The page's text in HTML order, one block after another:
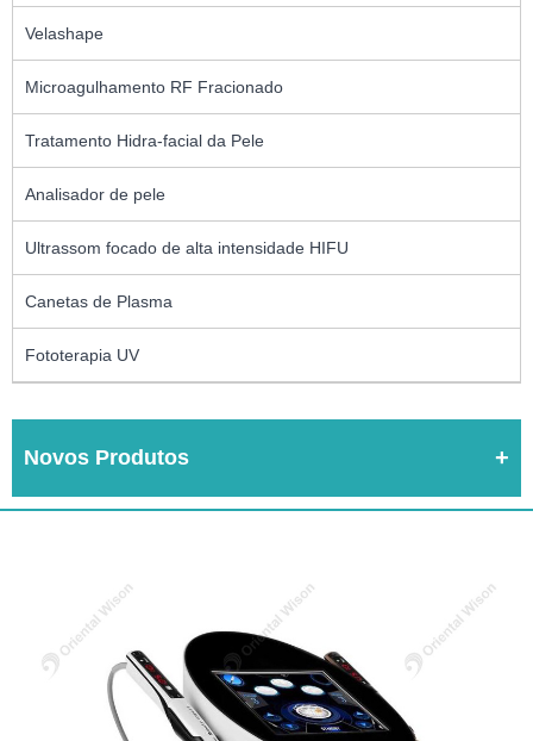
Velashape
Microagulhamento RF Fracionado
Tratamento Hidra-facial da Pele
Analisador de pele
Ultrassom focado de alta intensidade HIFU
Canetas de Plasma
Fototerapia UV
Novos Produtos